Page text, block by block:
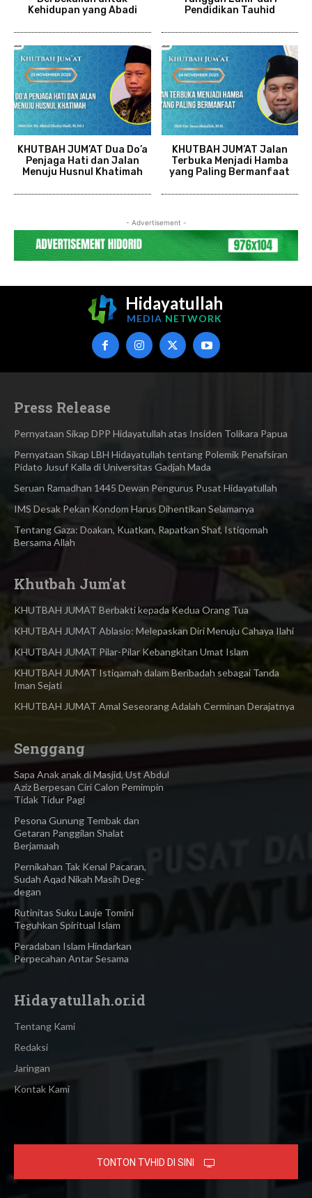
Kehidupan yang Abadi
Pendidikan Tauhid
KHUTBAH JUM’AT Dua Do’a
Penjaga Hati dan Jalan
Menuju Husnul Khatimah
KHUTBAH JUM’AT Jalan
Terbuka Menjadi Hamba
yang Paling Bermanfaat
- Advertisement -
Hidayatullah
MEDIA NETWORK
Press Release
Pernyataan Sikap DPP Hidayatullah atas Insiden Tolikara Papua
Pernyataan Sikap LBH Hidayatullah tentang Polemik Penafsiran
Pidato Jusuf Kalla di Universitas Gadjah Mada
Seruan Ramadhan 1445 Dewan Pengurus Pusat Hidayatullah
IMS Desak Pekan Kondom Harus Dihentikan Selamanya
Tentang Gaza: Doakan, Kuatkan, Rapatkan Shaf, Istiqomah
Bersama Allah
Khutbah Jum'at
KHUTBAH JUMAT Berbakti kepada Kedua Orang Tua
KHUTBAH JUMAT Ablasio: Melepaskan Diri Menuju Cahaya Ilahi
KHUTBAH JUMAT Pilar-Pilar Kebangkitan Umat Islam
KHUTBAH JUMAT Istiqamah dalam Beribadah sebagai Tanda
Iman Sejati
KHUTBAH JUMAT Amal Seseorang Adalah Cerminan Derajatnya
Senggang
Sapa Anak anak di Masjid, Ust Abdul
Aziz Berpesan Ciri Calon Pemimpin
Tidak Tidur Pagi
Pesona Gunung Tembak dan
Getaran Panggilan Shalat
Berjamaah
Pernikahan Tak Kenal Pacaran,
Sudah Aqad Nikah Masih Deg-
degan
Rutinitas Suku Lauje Tomini
Teguhkan Spiritual Islam
Peradaban Islam Hindarkan
Perpecahan Antar Sesama
Hidayatullah.or.id
Tentang Kami
Redaksi
Jaringan
Kontak Kami
TONTON TVHID DI SINI